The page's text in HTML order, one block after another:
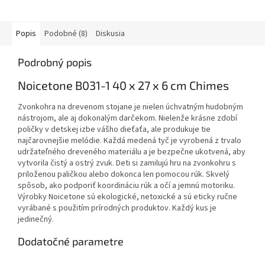
Popis Podobné (8) Diskusia
Podrobný popis
Noicetone B031-1 40 x 27 x 6 cm Chimes
Zvonkohra na drevenom stojane je nielen úchvatným hudobným
nástrojom, ale aj dokonalým darčekom. Nielenže krásne zdobí
poličky v detskej izbe vášho dieťaťa, ale produkuje tie
najčarovnejšie melódie. Každá medená tyč je vyrobená z trvalo
udržateľného dreveného materiálu a je bezpečne ukotvená, aby
vytvorila čistý a ostrý zvuk. Deti si zamilujú hru na zvonkohru s
priloženou paličkou alebo dokonca len pomocou rúk. Skvelý
spôsob, ako podporiť koordináciu rúk a očí a jemnú motoriku.
Výrobky Noicetone sú ekologické, netoxické a sú eticky ručne
vyrábané s použitím prírodných produktov. Každý kus je
jedinečný.
Dodatočné parametre